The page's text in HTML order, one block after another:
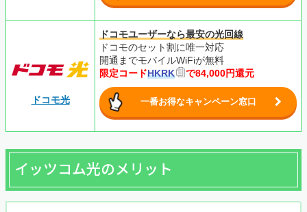
ドコモ光
ドコモユーザーなら最安の光回線
ドコモのセット割に唯一対応
開通までモバイルWiFiが無料
限定コードHKRK で84,000円還元
一番お得なキャンペーン窓口
イッツコム光のメリット